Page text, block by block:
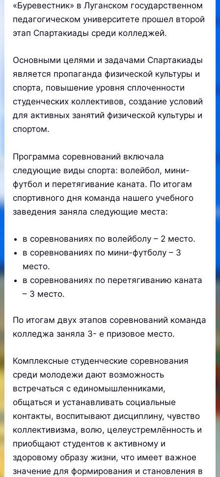
«Буревестник» в Луганском государственном
педагогическом университете прошел второй
этап Спартакиады среди колледжей.
Основными целями и задачами Спартакиады
является пропаганда физической культуры и
спорта, повышение уровня сплоченности
студенческих коллективов, создание условий
для активных занятий физической культуры и
спортом.
Программа соревнований включала
следующие виды спорта: волейбол, мини-
футбол и перетягивание каната. По итогам
спортивного дня команда нашего учебного
заведения заняла следующие места:
в соревнованиях по волейболу – 2 место.
в соревнованиях по мини-футболу – 3
место.
в соревнованиях по перетягиванию каната
– 3 место.
По итогам двух этапов соревнований команда
колледжа заняла 3- е призовое место.
Комплексные студенческие соревнования
среди молодежи дают возможность
встречаться с единомышленниками,
общаться и устанавливать социальные
контакты, воспитывают дисциплину, чувство
коллективизма, волю, целеустремлённость и
приобщают студентов к активному и
здоровому образу жизни, что имеет важное
значение для формирования и становления в